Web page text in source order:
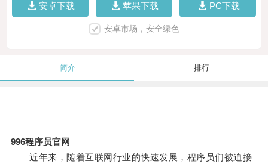
安卓下载 苹果下载 PC下载
安卓市场，安全绿色
简介 排行
996程序员官网
近年来，随着互联网行业的快速发展，程序员们被迫接